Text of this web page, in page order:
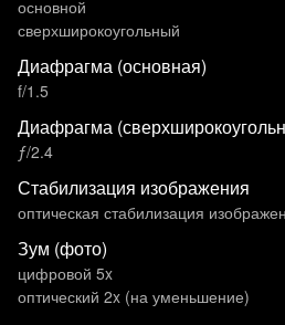
основной
сверхширокоугольный
Диафрагма (основная)
f/1.5
Диафрагма
ƒ/2.4
Стабилизация изображения
оптическая стабилизация
Зум (фото)
цифровой 5x
оптический 2x (на уменьшение)